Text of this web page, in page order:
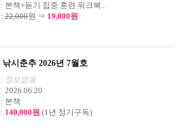
본책+듣기 집중 훈련 워크북..
22,000원 ⇒ 19,800원
낚시춘추 2026년 7월호
정보없음
2026.06.20
본책
140,000원 (1년 정기구독)